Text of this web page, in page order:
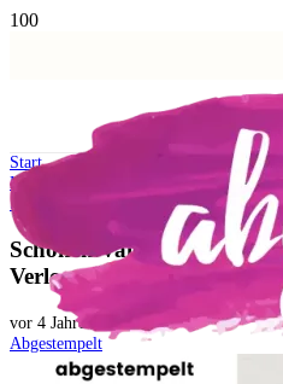
Start
Meine Angebote
Schönen Valentinstag – abgestempelt
Schönen Valentinstag –
Verlosung!
vor 4 Jahren
Abgestempelt